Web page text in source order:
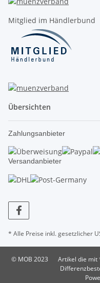
Mitglied im Händlerbund
Übersichten
Zahlungsanbieter
Versandanbieter
* Alle Preise inkl. gesetzlicher
© MOB 2023
Artikel die mit